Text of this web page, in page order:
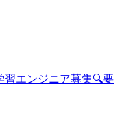
習エンジニア募集🔍要